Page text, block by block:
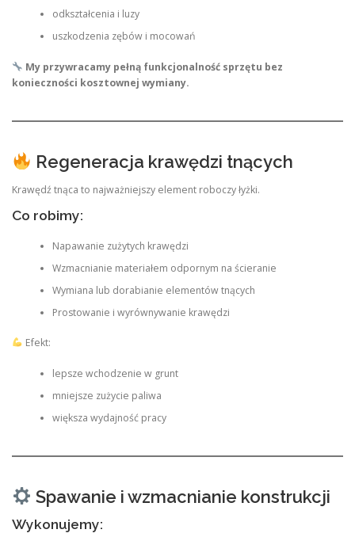
odkształcenia i luzy
uszkodzenia zębów i mocowań
My przywracamy pełną funkcjonalność sprzętu bez
konieczności kosztownej wymiany.
Regeneracja krawędzi tnących
Krawędź tnąca to najważniejszy element roboczy łyżki.
Co robimy:
Napawanie zużytych krawędzi
Wzmacnianie materiałem odpornym na ścieranie
Wymiana lub dorabianie elementów tnących
Prostowanie i wyrównywanie krawędzi
Efekt:
lepsze wchodzenie w grunt
mniejsze zużycie paliwa
większa wydajność pracy
Spawanie i wzmacnianie konstrukcji
Wykonujemy: